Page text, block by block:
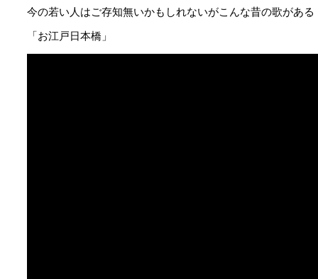
今の若い人はご存知無いかもしれないがこんな昔の歌がある
「お江戸日本橋」